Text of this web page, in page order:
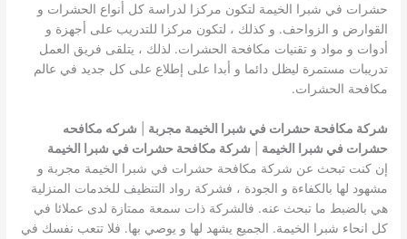
حشرات في شبرا الخيمة لتكون مركزا لدراسة كل أنواع الحشرات و
القوارض و الزواحف. و كذلك ، لتكون مركزا للتدريب على أجهزة و
أدوات و مواد و تقنيات مكافحة الحشرات. لذلك ، يتلقى فريق العمل
تدريبات مستمرة ليظل دائما و أبدا على إطلاع على كل جديد في عالم
مكافحة الحشرات.
شركة مكافحة حشرات في شبرا الخيمة مجربة
شركه مكافحه
حشرات في شبرا الخيمة
شركة مكافحة حشرات في شبرا الخيمة
إن كنت تبحث عن شركة مكافحة حشرات في شبرا الخيمة مجربة و
مشهود لها بالكفاءة و الجودة ، فشركة رواد التنظيف للخدمات المنزلية
هي بالضبط ما تبحث عنه. فالشركة ذات سمعة ممتازة لدى عملائا في
كل انحاء شبرا الخيمة. الجميع يشهد لها و يوصي بها. فلا تتعب نفسك في